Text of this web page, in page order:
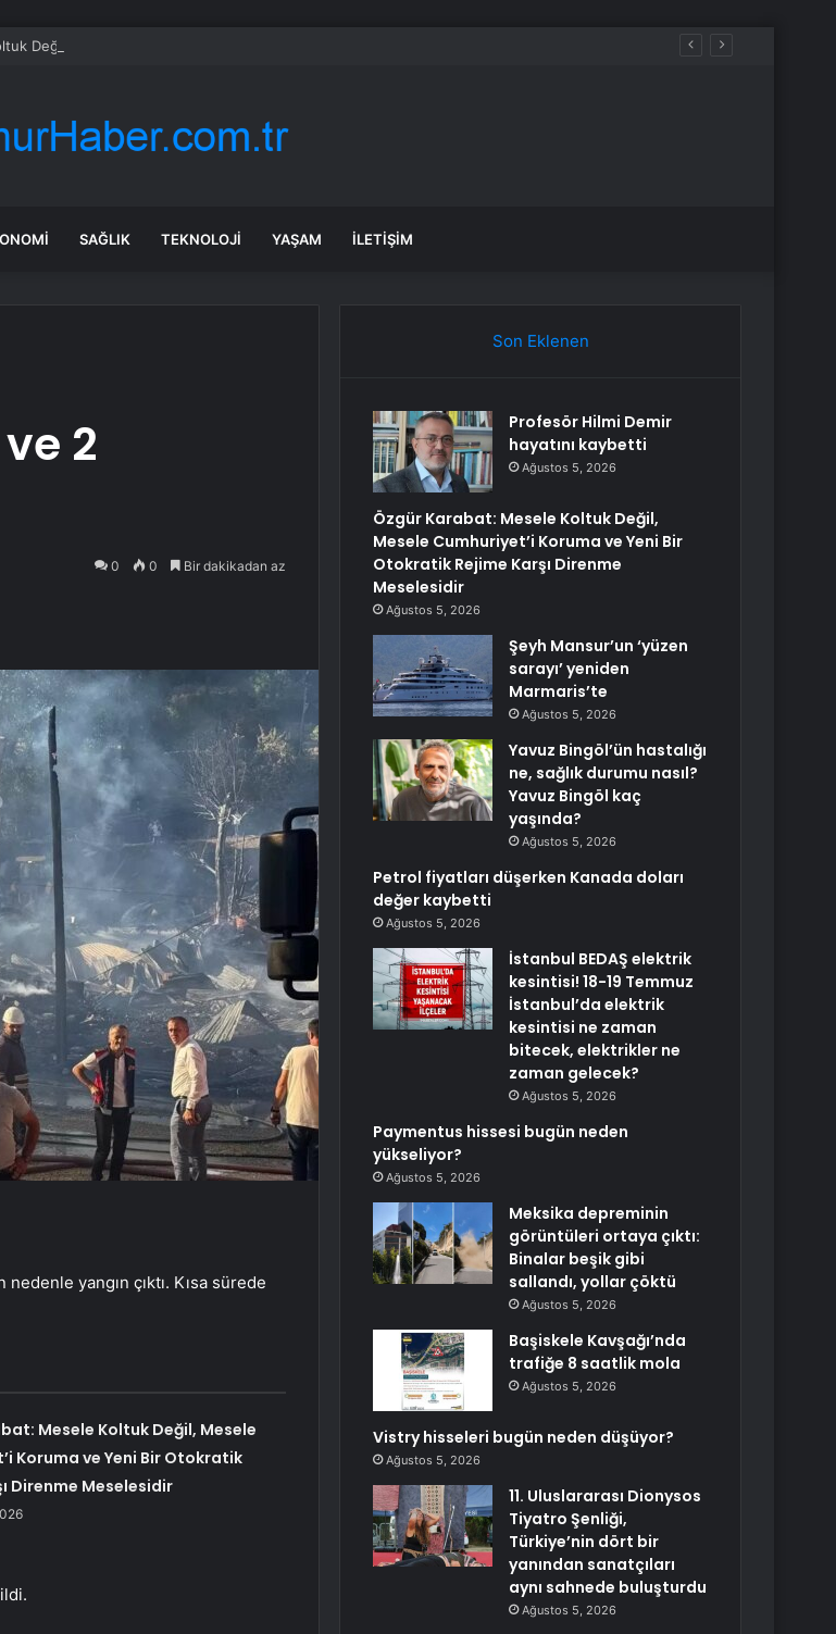
Değil, Mesele Cumhuriyet’i Koruma ve Yeni Bir Otokratik Rejime Karşı Direnme Meselesidir
SAĞLIK TEKNOLOJI YAŞAM İLETIŞIM
2
0 0 Bir dakikadan az
yangın çıktı. Kısa sürede
Mesele Koltuk Değil, Mesele
Koruma ve Yeni Bir Otokratik
Direnme Meselesidir
Son Eklenen
Profesör Hilmi Demir
hayatını kaybetti
Ağustos 5, 2026
Özgür Karabat: Mesele Koltuk Değil,
Mesele Cumhuriyet’i Koruma ve Yeni Bir
Otokratik Rejime Karşı Direnme
Meselesidir
Ağustos 5, 2026
Şeyh Mansur’un ‘yüzen
sarayı’ yeniden
Marmaris’te
Ağustos 5, 2026
Yavuz Bingöl’ün hastalığı
ne, sağlık durumu nasıl?
Yavuz Bingöl kaç
yaşında?
Ağustos 5, 2026
Petrol fiyatları düşerken Kanada doları
değer kaybetti
Ağustos 5, 2026
İstanbul BEDAŞ elektrik
kesintisi! 18-19 Temmuz
İstanbul’da elektrik
kesintisi ne zaman
bitecek, elektrikler ne
zaman gelecek?
Ağustos 5, 2026
Paymentus hissesi bugün neden
yükseliyor?
Ağustos 5, 2026
Meksika depreminin
görüntüleri ortaya çıktı:
Binalar beşik gibi
sallandı, yollar çöktü
Ağustos 5, 2026
Başiskele Kavşağı’nda
trafiğe 8 saatlik mola
Ağustos 5, 2026
Vistry hisseleri bugün neden düşüyor?
Ağustos 5, 2026
11. Uluslararası Dionysos
Tiyatro Şenliği,
Türkiye’nin dört bir
yanından sanatçıları
aynı sahnede buluşturdu
Ağustos 5, 2026